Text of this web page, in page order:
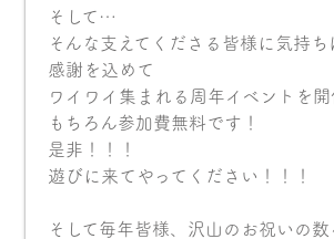
そして…
そんな支えてくださる皆様に気持
感謝を込めて
ワイワイ集まれる周年イベントを開
もちろん参加費無料です！
是非！！！
遊びに来てやってください！！！
そして毎年皆様、沢山のお祝いの数